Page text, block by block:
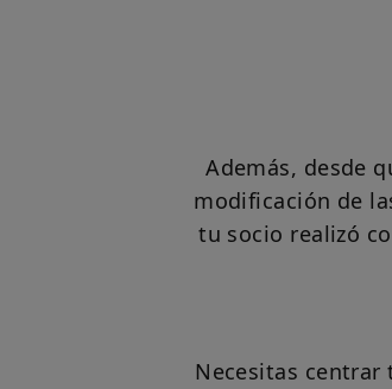
Además, desde
modificación de
tu socio realizó
Necesitas